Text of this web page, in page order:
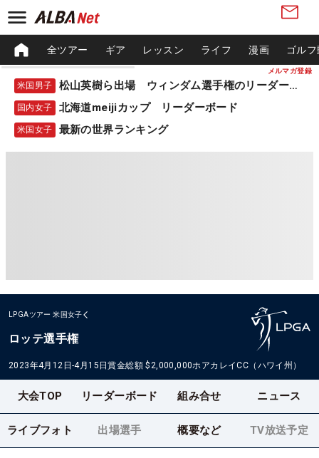
メルマガ登録
全ツアー ギア レッスン ライフ 漫画 ゴル
米国男子 松山英樹ら出場 ウィンダム選手権のリーダーボード
国内女子 北海道meijiカップ リーダーボード
米国女子 最新の世界ランキング
LPGAツアー 米国女子
ロッテ選手権
2023年4月12日-4月15日賞金総額 $2,000,000ホアカレイCC（ハワイ州）
大会TOP リーダーボード 組み合せ ニュース
ライブフォト 出場選手 概要など TV放送予定